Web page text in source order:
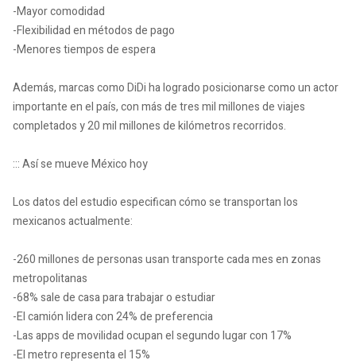
-Mayor comodidad
-Flexibilidad en métodos de pago
-Menores tiempos de espera
Además, marcas como DiDi ha logrado posicionarse como un actor
importante en el país, con más de tres mil millones de viajes
completados y 20 mil millones de kilómetros recorridos.
::: Así se mueve México hoy
Los datos del estudio especifican cómo se transportan los
mexicanos actualmente:
-260 millones de personas usan transporte cada mes en zonas
metropolitanas
-68% sale de casa para trabajar o estudiar
-El camión lidera con 24% de preferencia
-Las apps de movilidad ocupan el segundo lugar con 17%
-El metro representa el 15%